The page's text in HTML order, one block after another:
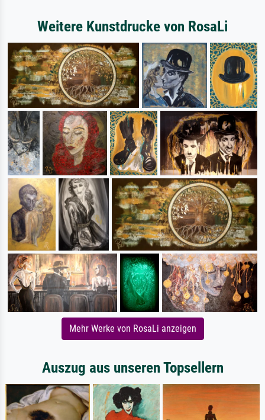
Weitere Kunstdrucke von RosaLi
Mehr Werke von RosaLi anzeigen
Auszug aus unseren Topsellern